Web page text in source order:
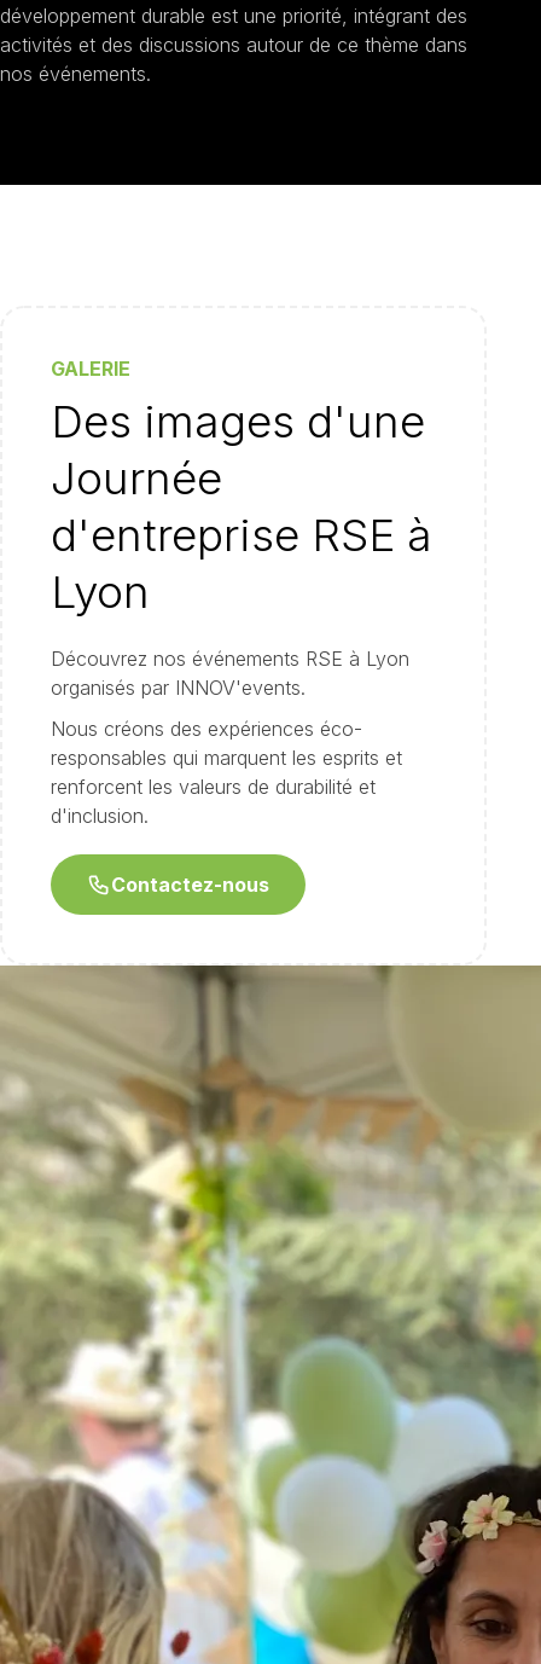
développement durable est une priorité, intégrant des
activités et des discussions autour de ce thème dans
nos événements.
GALERIE
Des images d'une
Journée
d'entreprise RSE à
Lyon
Découvrez nos événements RSE à Lyon
organisés par INNOV'events.
Nous créons des expériences éco-
responsables qui marquent les esprits et
renforcent les valeurs de durabilité et
d'inclusion.
Contactez-nous